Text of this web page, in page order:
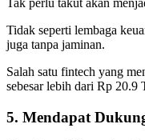
Tidak seperti lembaga
juga tanpa jaminan.
Salah satu fintech yang
sebesar lebih dari Rp 20.9
5. Mendapat